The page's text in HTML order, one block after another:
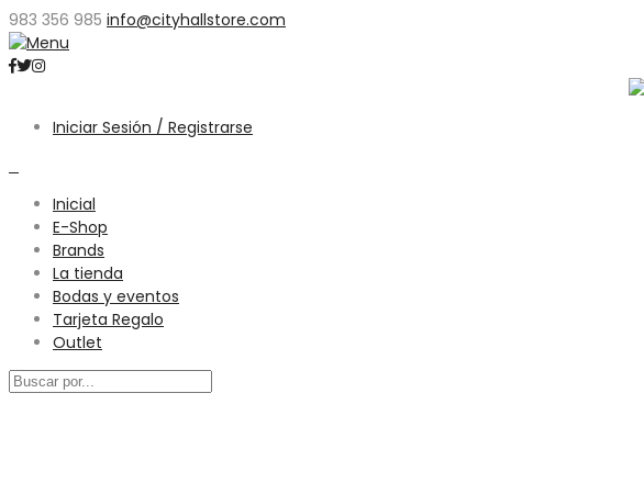
983 356 985 info@cityhallstore.com
Iniciar Sesión / Registrarse
Inicial
E-Shop
Brands
La tienda
Bodas y eventos
Tarjeta Regalo
Outlet